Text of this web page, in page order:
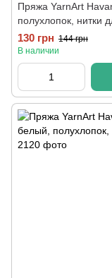
Пряжа YarnArt
полухлопок, нитки
130 грн 144 грн
В наличии